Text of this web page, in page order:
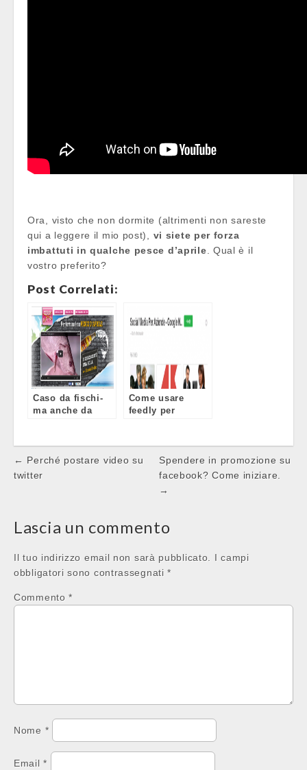
Ora, visto che non dormite (altrimenti non sareste
qui a leggere il mio post), vi siete per forza
imbattuti in qualche pesce d’aprile . Qual è il
vostro preferito?
Post Correlati:
Caso da fischi-
ma anche da
ale che puzza di
pesce…d’aprile
Come usare
feedly per
Post
navigation
← Perché postare video su
twitter
Spendere in promozione su
facebook? Come iniziare.
→
Lascia un commento
Il tuo indirizzo email non sarà pubblicato.
I campi
obbligatori sono contrassegnati*
Commento*
Nome *
Email*